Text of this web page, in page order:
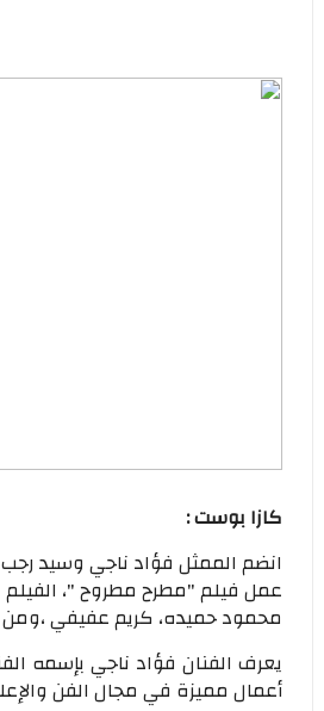
كازا بوست :
انضم الممثل فؤاد ناجي وسيد
عمل فيلم "مطرح مطروح "،
محمود حميده، كريم عفيفي ،ومن
يعرف الفنان فؤاد ناجي بإسمه
أعمال مميزة في مجال الفن